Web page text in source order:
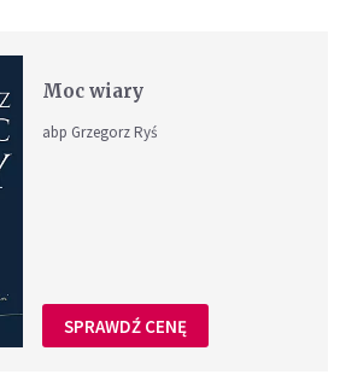
Moc wiary
abp Grzegorz Ryś
SPRAWDŹ CENĘ